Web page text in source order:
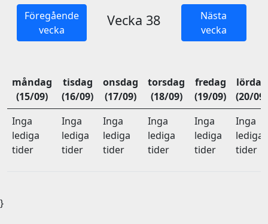
Föregående
vecka
Vecka 38
Nästa
vecka
måndag
(15/09)
tisdag
(16/09)
onsdag
(17/09)
torsdag
(18/09)
fredag
(19/09)
lördag
(20/09)
Inga
lediga
tider
Inga
lediga
tider
Inga
lediga
tider
Inga
lediga
tider
Inga
lediga
tider
Inga
lediga
tider
}